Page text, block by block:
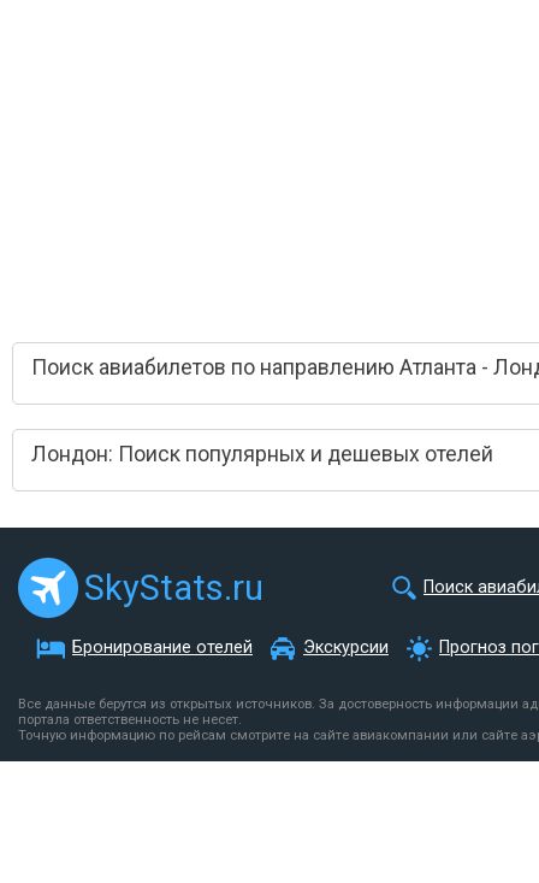
Поиск авиабилетов по направлению Атланта -
Лондон: Поиск популярных и дешевых отелей
SkyStats.ru Поиск
Бронирование отелей Экскурсии Прогноз
Все данные берутся из открытых источников. За достоверность информации
портала ответственность не несет.
Точную информацию по рейсам смотрите на сайте авиакомпании или сайте